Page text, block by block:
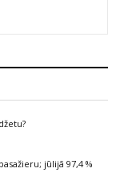
jūlijā 97,4 %